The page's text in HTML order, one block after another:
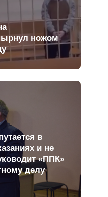
ножом
в
и не
«ППК»
делу